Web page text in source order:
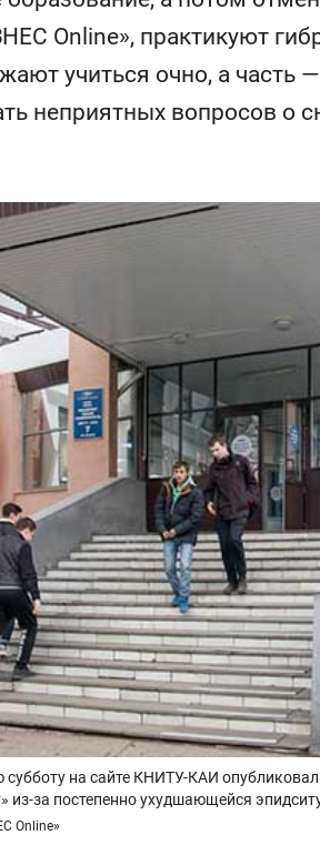
Online», практикуют
учиться очно, а часть
неприятных вопросов о
на сайте КНИТУ-КАИ
из-за постепенно ухудшающейся
Online»